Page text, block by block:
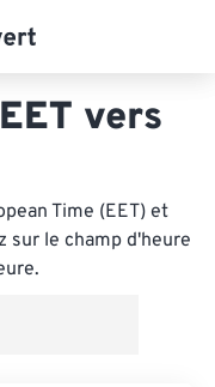
vers
Time (EET) et
sur le champ d'heure